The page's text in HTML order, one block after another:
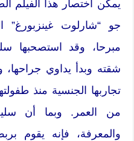
يمكن اختصار هذا الفيلم
جو “شارلوت
مبرحا، وقد استصحبها
شقته وبدأ يداوي جراحها،
تجاربها الجنسية منذ
من العمر. وبما أن
والمعرفة، فإنه يقوم